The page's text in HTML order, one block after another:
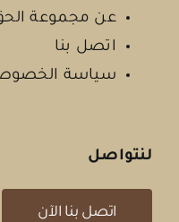
عن مجموعة
اتصل بنا
سياسة
لنتواصل
اتصل بنا الآن